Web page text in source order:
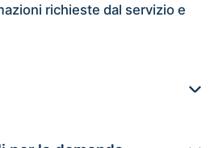
richieste dal servizio e